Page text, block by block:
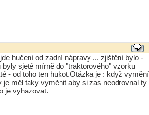
hučení od zadní nápravy ... zjištění bylo -
sjeté mírně do "traktorového" vzorku
- od toho ten hukot.Otázka je : když vymění
měl taky vyměnit aby si zas neodrovnal ty
je vyhazovat.